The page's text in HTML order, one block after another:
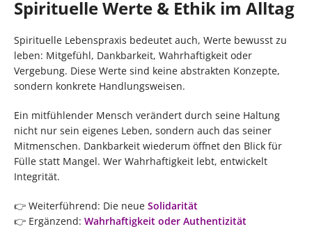
Spirituelle Werte & Ethik im Alltag
Spirituelle Lebenspraxis bedeutet auch, Werte bewusst zu
leben: Mitgefühl, Dankbarkeit, Wahrhaftigkeit oder
Vergebung. Diese Werte sind keine abstrakten Konzepte,
sondern konkrete Handlungsweisen.
Ein mitfühlender Mensch verändert durch seine Haltung
nicht nur sein eigenes Leben, sondern auch das seiner
Mitmenschen. Dankbarkeit wiederum öffnet den Blick für
Fülle statt Mangel. Wer Wahrhaftigkeit lebt, entwickelt
Integrität.
👉 Weiterführend: Die neue Solidarität
👉 Ergänzend: Wahrhaftigkeit oder Authentizität